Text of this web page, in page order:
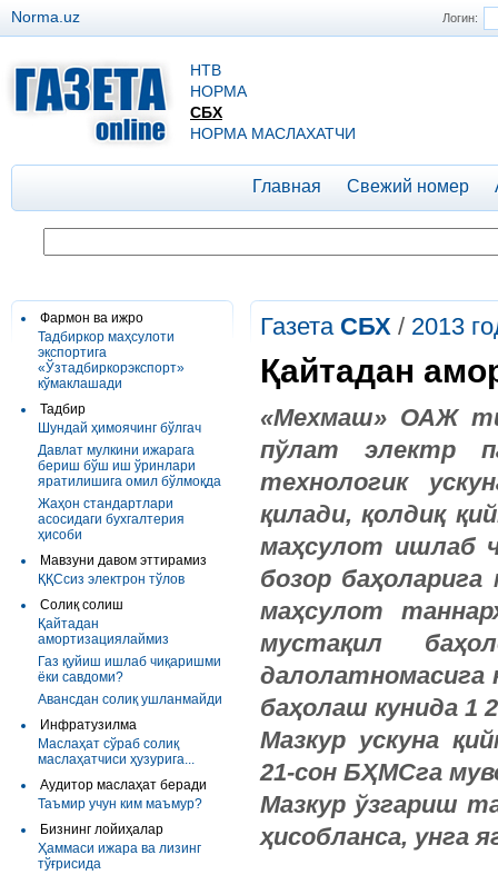
Логин:
Norma.uz
НТВ
НОРМА
СБХ
НОРМА МАСЛАХАТЧИ
Главная Свежий номер
Фармон ва ижро
Тадбиркор маҳсулоти
экспортига
«Ўзтадбиркорэкспорт»
кўмаклашади
Тадбир
Шундай ҳимоячинг бўлгач
Давлат мулкини ижарага
бериш бўш иш ўринлари
яратилишига омил бўлмоқда
Жаҳон стандартлари
асосидаги бухгалтерия
ҳисоби
Мавзуни давом эттирамиз
ҚҚСсиз электрон тўлов
Солиқ солиш
Қайтадан
амортизациялаймиз
Газ қуйиш ишлаб чиқаришми
ёки савдоми?
Авансдан солиқ ушланмайди
Инфратузилма
Маслаҳат сўраб солиқ
маслаҳатчиси ҳузурига...
Аудитор маслаҳат беради
Таъмир учун ким маъмур?
Бизнинг лойиҳалар
Ҳаммаси ижара ва лизинг
тўғрисида
Газета СБХ / 2013
Қайтадан
«Мехмаш» ОАЖ
пўлат электр
технологик
қилади, қолдиқ
маҳсулот ишлаб
бозор
маҳсулот
мустақил
далолатномасига
баҳолаш кунида 1
Мазкур ускуна
21-сон БҲМСга
Мазкур ўзгариш
ҳисобланса, унга